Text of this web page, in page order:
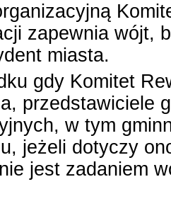
zapewnia wójt,
miasta.
gdy Komitet
przedstawiciele
w tym
jeżeli dotyczy
jest zadaniem